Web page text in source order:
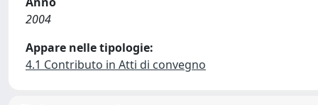
2004
Appare nelle tipologie:
4.1 Contributo in Atti di convegno